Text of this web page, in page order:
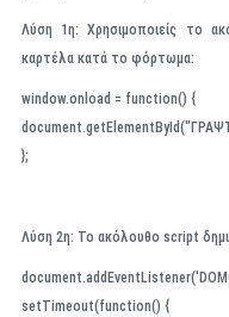
Λύση 1η: Χρησιμοποιείς το
καρτέλα κατά το φόρτωμα:
window.onload = function() {
};
Λύση 2η: Το ακόλουθο script
setTimeout(function() {